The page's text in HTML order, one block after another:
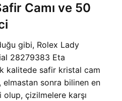
Camı ve 50
gibi, Rolex Lady
28279383 Eta
kalitede safir kristal cam
elmastan sonra bilinen en
çizilmelere karşı